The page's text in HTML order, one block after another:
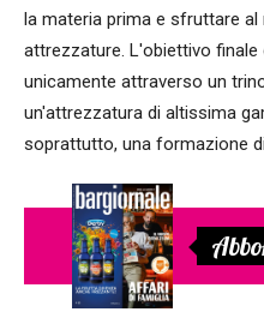
la materia prima e sfruttare
attrezzature. L'obiettivo finale
unicamente attraverso un
un'attrezzatura di altissima
soprattutto, una formazione